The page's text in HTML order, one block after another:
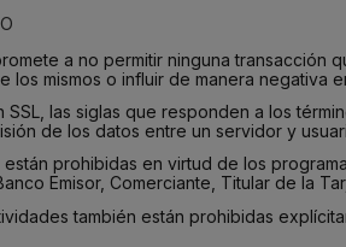
a no permitir ninguna
los mismos o influir de manera negativa
SSL, las siglas que responden a los
de los datos entre un servidor y
prohibidas en virtud de los
Emisor, Comerciante, Titular de la
también están prohibidas